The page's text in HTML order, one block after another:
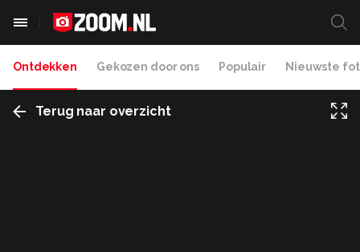
Ontdekken Gekozen door ons Populair Nieuwste
Terug naar overzicht